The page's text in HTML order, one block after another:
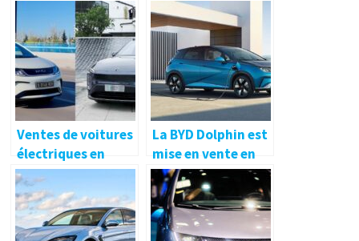
Ventes de voitures
électriques en
Chine : BYD bat un
nouveau record en
mai tandis que NIO
recule
La BYD Dolphin est
mise en vente en
Europe à partir de
29 990 €.